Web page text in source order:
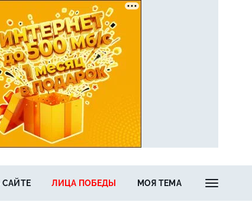
САЙТЕ ЛИЦА ПОБЕДЫ МОЯ ТЕМА